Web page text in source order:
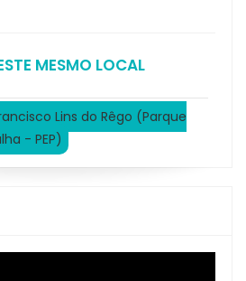
MESMO LOCAL
Lins do Rêgo (Parque
- PEP)